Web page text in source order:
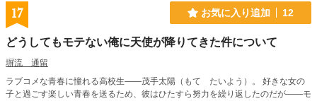
17 お気に入り追加 12
どうしてもモテない俺に天使が降りてきた件について
塀流 通留
ラブコメな青春に憧れる高校生――茂手太陽（もて たいよう）。 好きな女の
子と過ごす楽しい青春を送るため、彼はひたすら努力を繰り返したのだが――モ